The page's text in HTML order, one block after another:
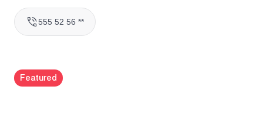
555 52 56 **
Featured